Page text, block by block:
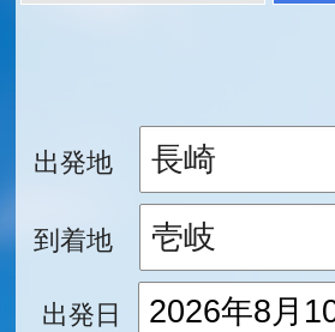
出発地
到着地
出発日